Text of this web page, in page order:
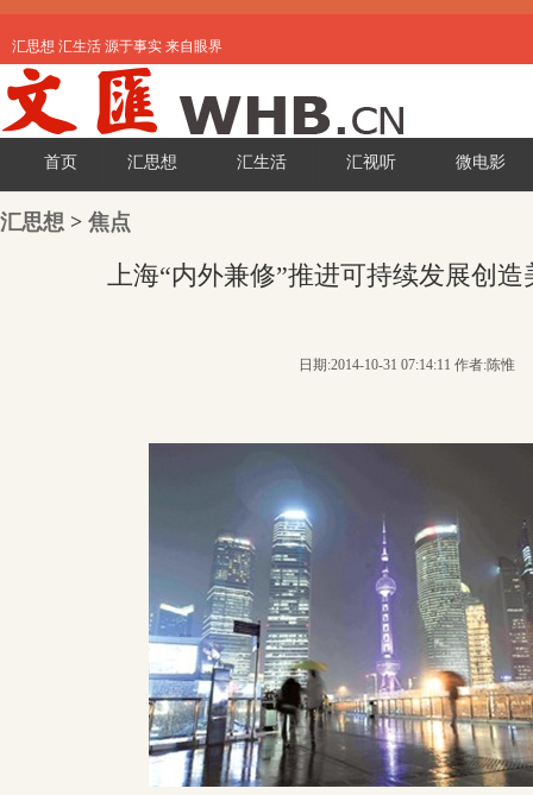
汇思想 汇生活 源于事实 来自眼界
首页 汇思想 汇生活 汇视听 微电影
汇思想 > 焦点
上海“内外兼修”推进可持续发展创
日期:2014-10-31 07:14:11 作者:陈惟